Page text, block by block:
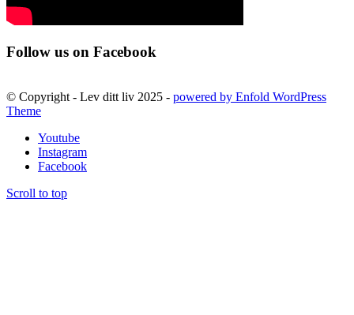
Follow us on Facebook
© Copyright - Lev ditt liv 2025 - powered by Enfold WordPress
Theme
Youtube
Instagram
Facebook
Scroll to top